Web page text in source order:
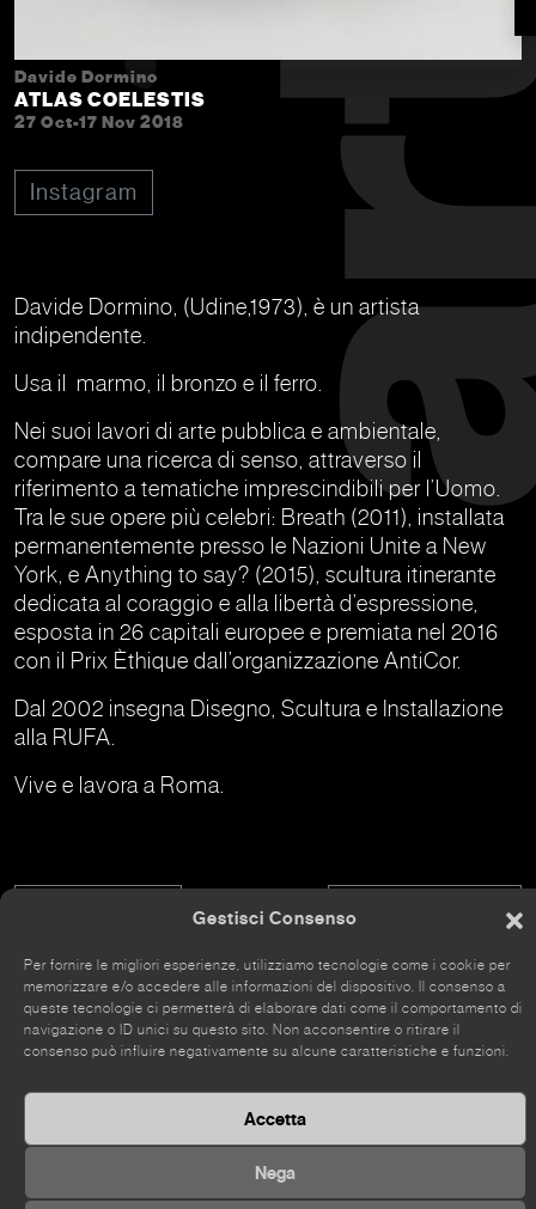
Gestisci Consenso
Per fornire le migliori esperienze, utilizziamo tecnologie come i cookie per
memorizzare e/o accedere alle informazioni del dispositivo. Il consenso a
queste tecnologie ci permetterà di elaborare dati come il comportamento di
navigazione o ID unici su questo sito. Non acconsentire o ritirare il
consenso può influire negativamente su alcune caratteristiche e funzioni.
Accetta
Nega
Davide Dormino
ATLAS COELESTIS
27 Oct-17 Nov 2018
Instagram
Davide Dormino, (Udine,1973), è un artista
indipendente.
Usa il marmo, il bronzo e il ferro.
Nei suoi lavori di arte pubblica e ambientale,
compare una ricerca di senso, attraverso il
riferimento a tematiche imprescindibili per l’Uomo.
Tra le sue opere più celebri: Breath (2011), installata
permanentemente presso le Nazioni Unite a New
York, e Anything to say? (2015), scultura itinerante
dedicata al coraggio e alla libertà d’espressione,
esposta in 26 capitali europee e premiata nel 2016
con il Prix Èthique dall’organizzazione AntiCor.
Dal 2002 insegna Disegno, Scultura e Installazione
alla RUFA.
Vive e lavora a Roma.
The site has recently been renovated, so some parts